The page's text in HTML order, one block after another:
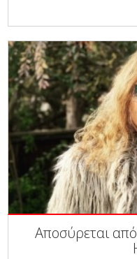
Αποσύρεται